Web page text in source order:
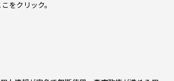
をクリック。